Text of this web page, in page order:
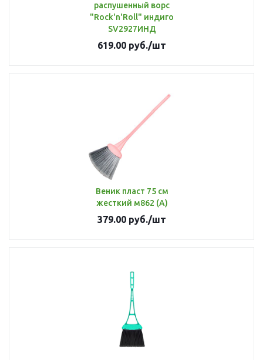
распушенный ворс
"Rock'n'Roll" индиго
SV2927ИНД
619.00 руб./шт
Веник пласт 75 см
жесткий м862 (А)
379.00 руб./шт